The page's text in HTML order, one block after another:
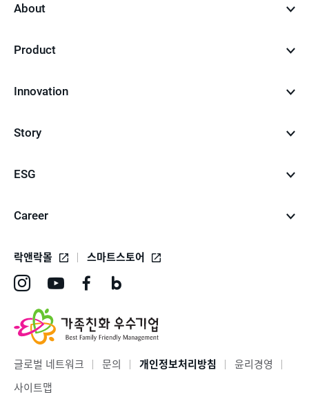
About
Product
Innovation
Story
ESG
Career
락앤락몰 스마트스토어
스
타
램
바
브
로
스
바
버
로
글로벌 네트워크 문의 개인정보처리방침
윤리경영
사이트맵